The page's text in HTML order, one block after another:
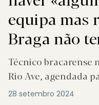
equipa mas
Braga não
figura»
Técnico bracarense
Rio Ave, agendada
28 setembro 2024